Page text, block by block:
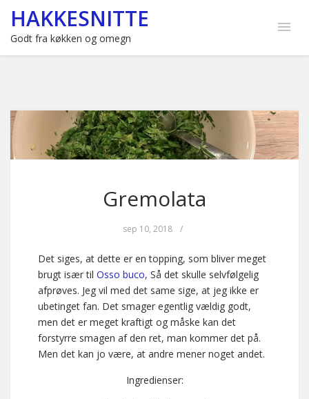
HAKKESNITTE
Godt fra køkken og omegn
Gremolata
sep 10, 2018 /
Det siges, at dette er en topping, som bliver meget
brugt især til Osso buco, Så det skulle selvfølgelig
afprøves. Jeg vil med det same sige, at jeg ikke er
ubetinget fan. Det smager egentlig vældig godt,
men det er meget kraftigt og måske kan det
forstyrre smagen af den ret, man kommer det på.
Men det kan jo være, at andre mener noget andet.
Ingredienser: